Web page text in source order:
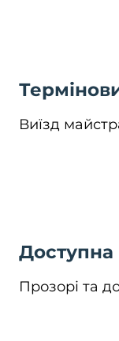
Виїзд
Доступна
Прозорі та